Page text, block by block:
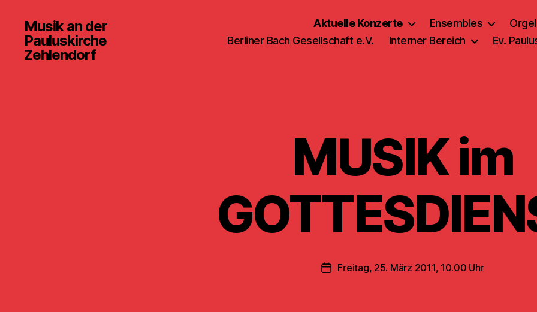
Musik an der
Pauluskirche
Zehlendorf
Aktuelle Konzerte Ensembles
Berliner Bach Gesellschaft e.V.
Interner Bereich Ev.
MUSIK im
Veröffentlichungsdatum
Freitag, 25. März 2011, 10.00 Uhr